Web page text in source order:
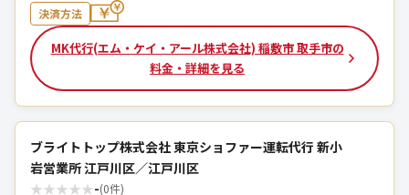
決済方法
MK代行(エム・ケイ・アール株式会社) 稲敷市 取手市の
料金・詳細を見る
ブライトトップ株式会社 東京ショファー運転代行 新小
岩営業所 江戸川区／江戸川区
★★★★★-(0件)